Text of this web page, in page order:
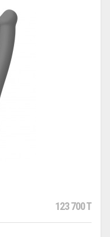
123 700 T